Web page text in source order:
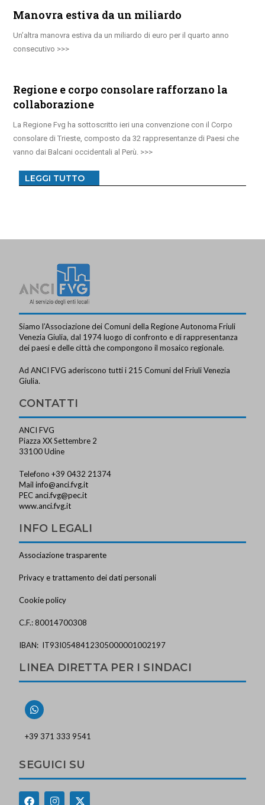
Manovra estiva da un miliardo
Un’altra manovra estiva da un miliardo di euro per il quarto anno
consecutivo
Regione e corpo consolare rafforzano la
collaborazione
La Regione Fvg ha sottoscritto ieri una convenzione con il Corpo
consolare di Trieste, composto da 32 rappresentanze di Paesi che
vanno dai Balcani occidentali al Perù.
LEGGI TUTTO
Siamo l’Associazione dei Comuni della Regione Autonoma Friuli
Venezia Giulia, dal 1974 luogo di confronto e di rappresentanza
dei paesi e delle città che compongono il mosaico regionale.
Ad ANCI FVG aderiscono tutti i 215 Comuni del Friuli Venezia
Giulia.
CONTATTI
ANCI FVG
Piazza XX Settembre 2
33100 Udine
Telefono +39 0432 21374
Mailinfo@anci.fvg.it
PEC anci.fvg@pec.it
www.anci.fvg.it
INFO LEGALI
Associazione trasparente
Privacy e trattamento dei dati personali
Cookie policy
C.F.: 80014700308
IBAN: IT93I0548412305000001002197
LINEA DIRETTA PER I SINDACI
+39 371 333 9541
SEGUICI SU